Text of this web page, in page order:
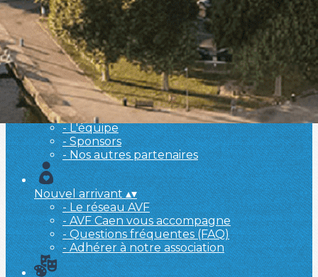
Cliquez pour éditer
L'association▴▾
- L'association
- Brochure
- L'équipe
- Sponsors
- Nos autres partenaires
Nouvel arrivant▴▾
- Le réseau AVF
- AVF Caen vous accompagne
- Questions fréquentes (FAQ)
- Adhérer à notre association